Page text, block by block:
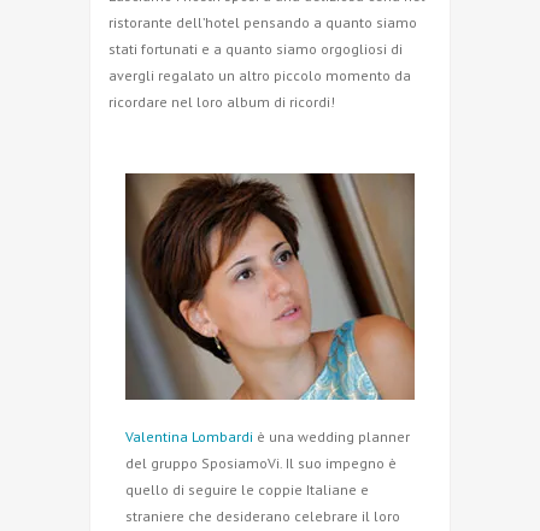
ristorante dell’hotel pensando a quanto siamo
stati fortunati e a quanto siamo orgogliosi di
avergli regalato un altro piccolo momento da
ricordare nel loro album di ricordi!
Valentina Lombardi è una wedding planner
del gruppo SposiamoVi. Il suo impegno è
quello di seguire le coppie Italiane e
straniere che desiderano celebrare il loro